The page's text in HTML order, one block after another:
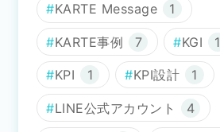
KARTE Message 1
KARTE事例 7 KGI 1
KPI 1 KPI設計 1
LINE公式アカウント 4